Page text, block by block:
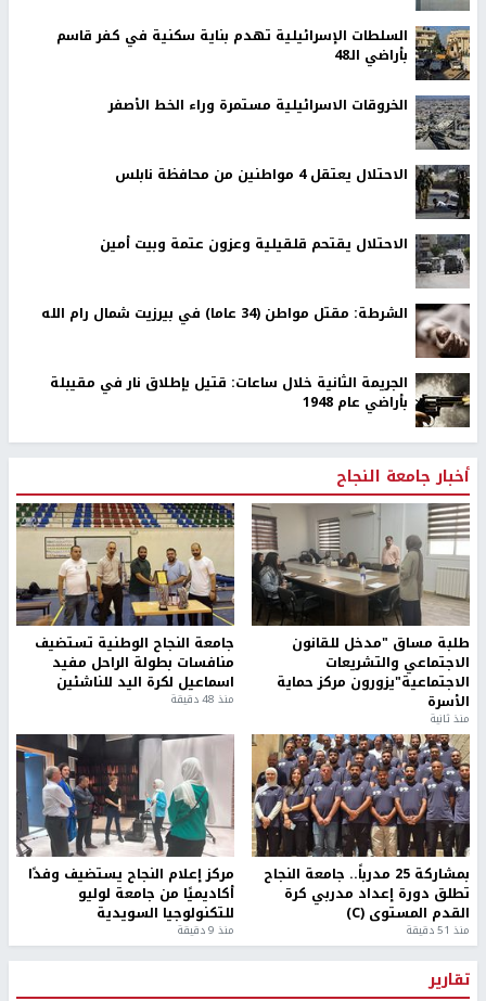
السلطات الإسرائيلية تهدم بناية سكنية في كفر قاسم
بأراضي الـ48
الخروقات الاسرائيلية مستمرة وراء الخط الأصفر
الاحتلال يعتقل 4 مواطنين من محافظة نابلس
الاحتلال يقتحم قلقيلية وعزون عتمة وبيت أمين
الشرطة: مقتل مواطن (34 عاما) في بيرزيت شمال رام الله
الجريمة الثانية خلال ساعات: قتيل بإطلاق نار في مقيبلة
بأراضي عام 1948
أخبار جامعة النجاح
طلبة مساق "مدخل للقانون
الاجتماعي والتشريعات
الاجتماعية"يزورون مركز حماية
الأسرة
منذ ثانية
جامعة النجاح الوطنية تستضيف
منافسات بطولة الراحل مفيد
اسماعيل لكرة اليد للناشئين
منذ 48 دقيقة
بمشاركة 25 مدرباً.. جامعة النجاح
تطلق دورة إعداد مدربي كرة
القدم المستوى (C)
منذ 51 دقيقة
مركز إعلام النجاح يستضيف وفدًا
أكاديميًا من جامعة لوليو
للتكنولوجيا السويدية
منذ 9 دقيقة
تقارير